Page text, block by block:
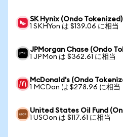
SK Hynix (Ondo Tokenized)
1 SKHYon は $139.06 に相当
JPMorgan Chase (Ondo
1 JPMon は $362.61 に相当
McDonald's (Ondo
1 MCDon は $278.96 に相当
United States Oil Fund
1 USOon は $117.61 に相当